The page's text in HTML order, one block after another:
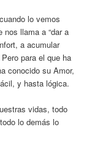
lo vemos
nos llama a “dar a
a acumular
para el que ha
conocido su Amor,
y hasta lógica.
vidas, todo
lo demás lo